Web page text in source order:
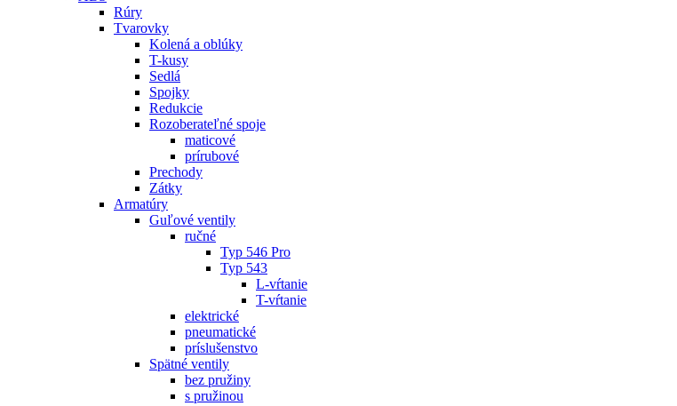
Rúry
Tvarovky
Kolená a oblúky
T-kusy
Sedlá
Spojky
Redukcie
Rozoberateľné spoje
maticové
prírubové
Prechody
Zátky
Armatúry
Guľové ventily
ručné
Typ 546 Pro
Typ 543
L-vŕtanie
T-vŕtanie
elektrické
pneumatické
príslušenstvo
Spätné ventily
bez pružiny
s pružinou